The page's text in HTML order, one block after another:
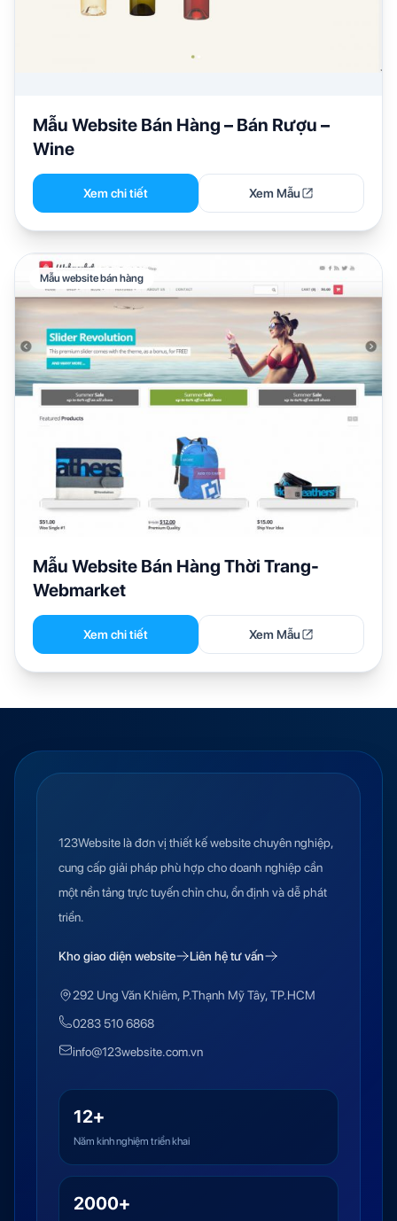
Mẫu Website Bán Hàng – Bán Rượu –
Wine
Xem chi tiết Xem Mẫu
Mẫu website bán hàng
Mẫu Website Bán Hàng Thời Trang-
Webmarket
Xem chi tiết Xem Mẫu
123Website là đơn vị thiết kế website chuyên nghiệp,
cung cấp giải pháp phù hợp cho doanh nghiệp cần
một nền tảng trực tuyến chỉn chu, ổn định và dễ phát
triển.
Kho giao diện website Liên hệ tư vấn
292 Ung Văn Khiêm, P.Thạnh Mỹ Tây, TP.HCM
0283 510 6868
info@123website.com.vn
12+
Năm kinh nghiệm triển khai
2000+